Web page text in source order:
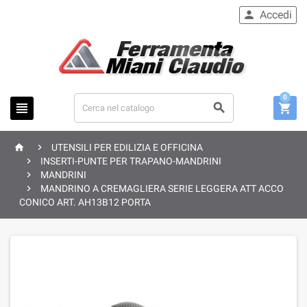
 
 Accedi

0
 
UTENSILI PER EDILIZIA E OFFICINA

INSERTI-PUNTE PER TRAPANO-MANDRINI

MANDRINI

MANDRINO A CREMAGLIERA SERIE LEGGERA ATT ACCO
CONICO ART. AH13B12 PORTA